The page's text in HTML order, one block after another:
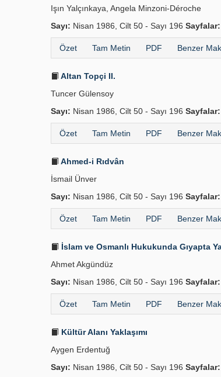
Işın Yalçınkaya, Angela Minzoni-Déroche
Sayı: Nisan 1986, Cilt 50 - Sayı 196 Sayfalar:
Özet Tam Metin PDF Benzer
Altan Topçi II.
Tuncer Gülensoy
Sayı: Nisan 1986, Cilt 50 - Sayı 196 Sayfalar:
Özet Tam Metin PDF Benzer
Ahmed-i Rıdvân
İsmail Ünver
Sayı: Nisan 1986, Cilt 50 - Sayı 196 Sayfalar:
Özet Tam Metin PDF Benzer
İslam ve Osmanlı Hukukunda Gıyapta
Ahmet Akgündüz
Sayı: Nisan 1986, Cilt 50 - Sayı 196 Sayfalar:
Özet Tam Metin PDF Benzer
Kültür Alanı Yaklaşımı
Aygen Erdentuğ
Sayı: Nisan 1986, Cilt 50 - Sayı 196 Sayfalar: